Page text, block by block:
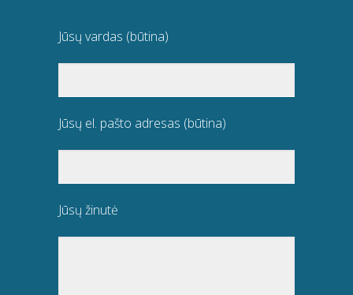
Jūsų vardas (būtina)
Jūsų el. pašto adresas (būtina)
Jūsų žinutė